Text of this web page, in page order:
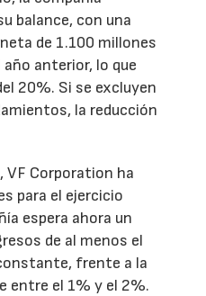
balance, con una
de 1.100 millones
anterior, lo que
20%. Si se excluyen
la reducción
VF Corporation ha
para el ejercicio
espera ahora un
de al menos el
frente a la
entre el 1% y el 2%.